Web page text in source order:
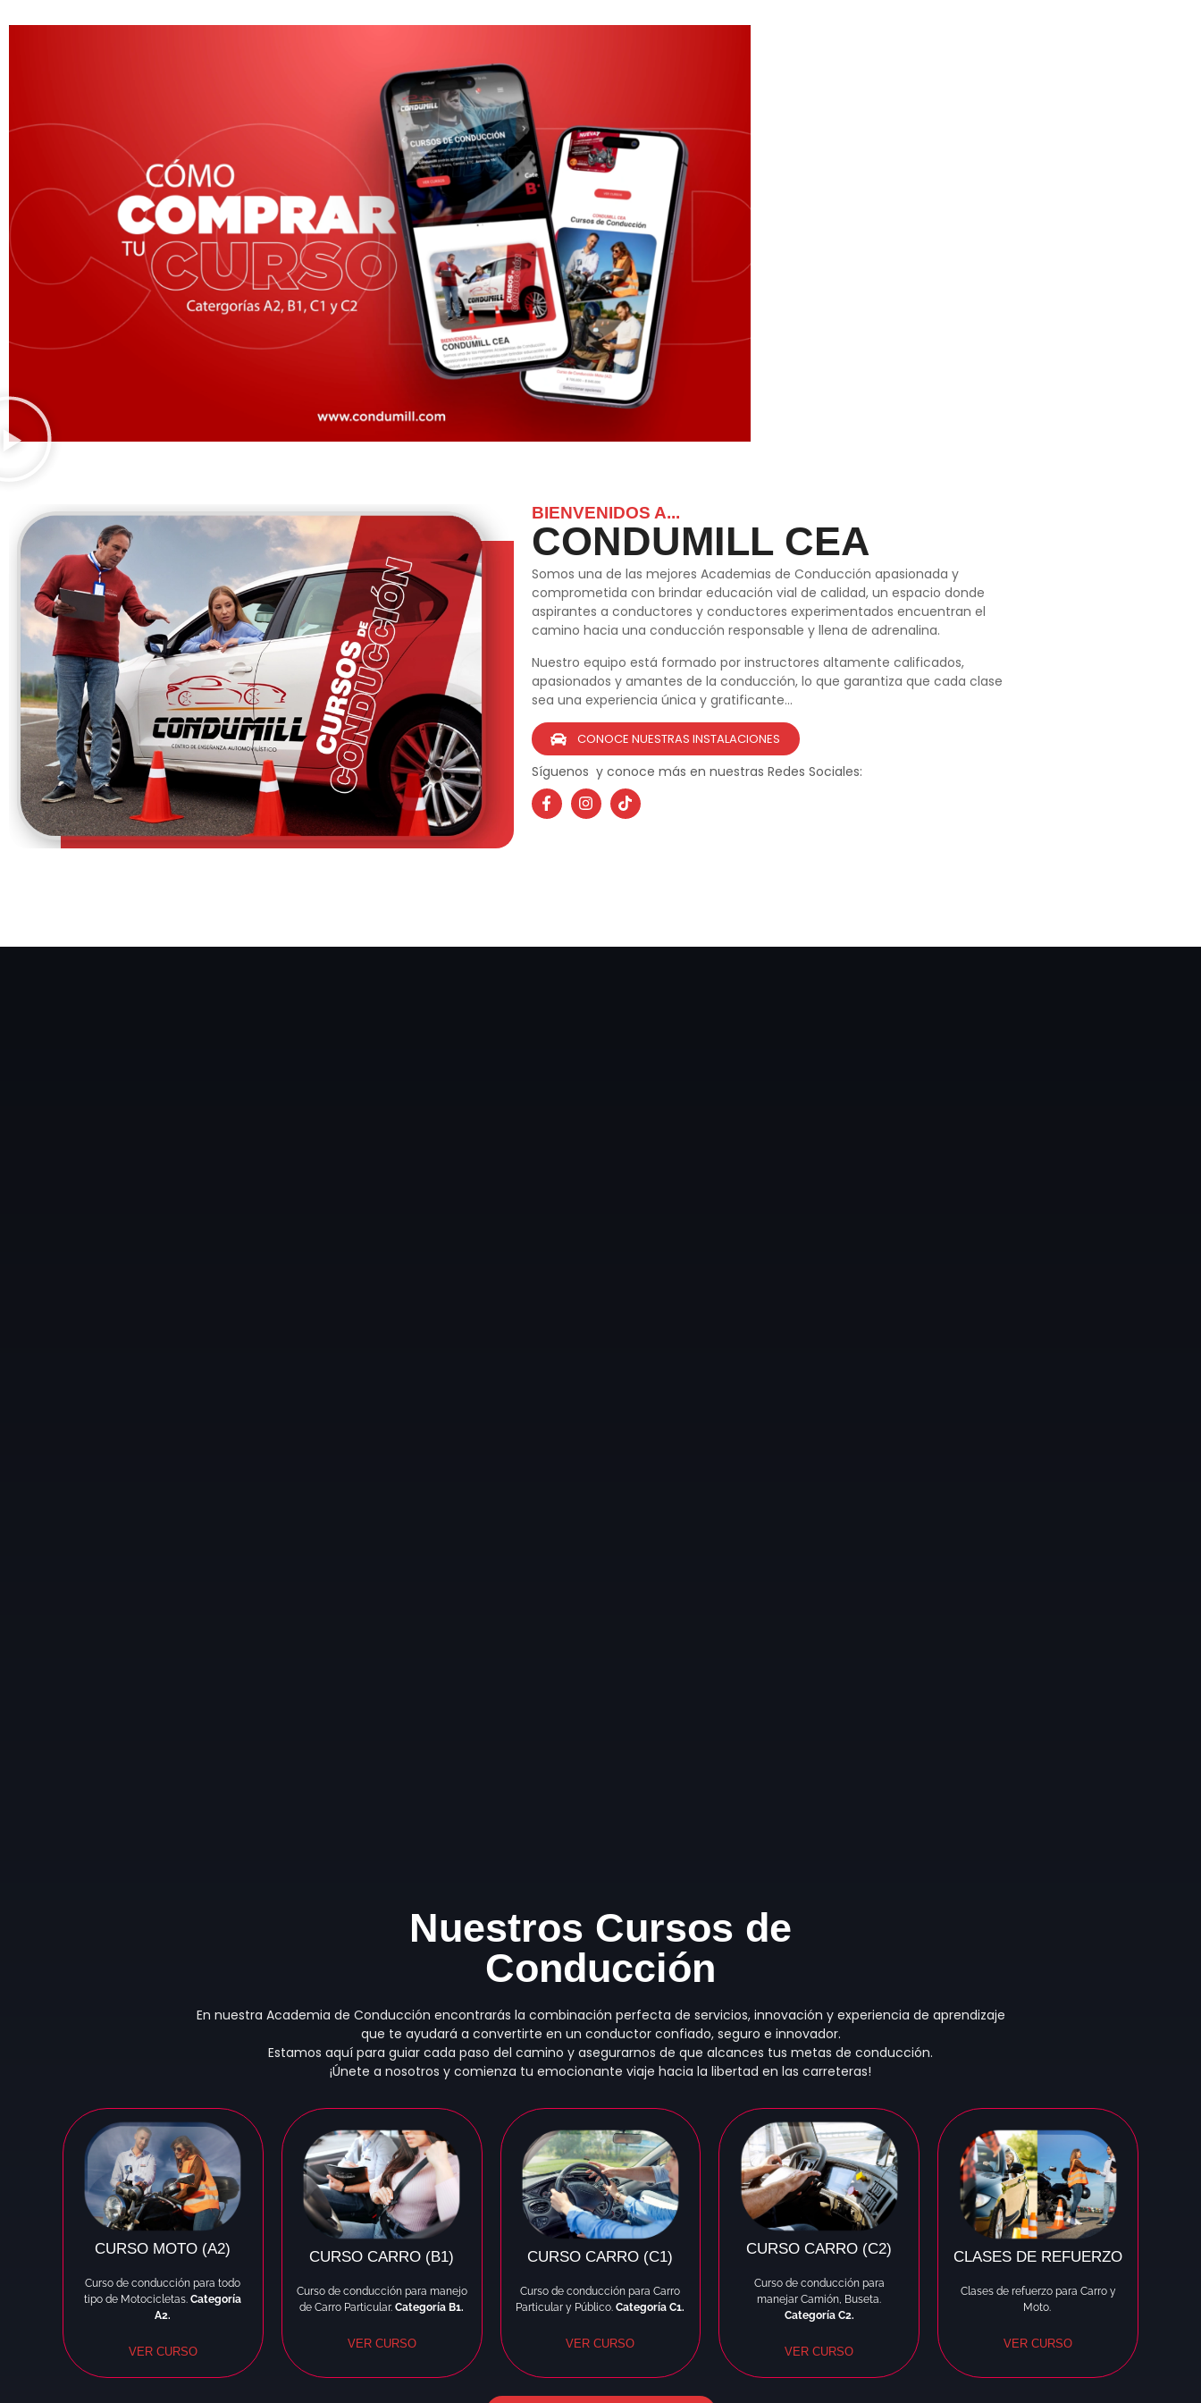
Es momento de tomar el Volante y sentir
podrás aprender a manejar
todo tipo de Vehículos, Moto, Carro,
VER CURSOS
BIENVENIDOS A...
CONDUMILL CEA
Somos una de las mejores Academias de Conducción apasionada y
comprometida con brindar educación vial de calidad, un espacio donde
aspirantes a conductores y conductores experimentados encuentran el
camino hacia una conducción responsable y llena de adrenalina.
Nuestro equipo está formado por instructores altamente calificados,
apasionados y amantes de la conducción, lo que garantiza que cada clase
sea una experiencia única y gratificante…
CONOCE NUESTRAS INSTALACIONES
Síguenos y conoce más en nuestras Redes Sociales:
Nuestros Cursos de
Conducción
En nuestra Academia de Conducción encontrarás la combinación perfecta de servicios, innovación y experiencia de aprendizaje
que te ayudará a convertirte en un conductor confiado, seguro e innovador.
Estamos aquí para guiar cada paso del camino y asegurarnos de que alcances tus metas de conducción.
¡Únete a nosotros y comienza tu emocionante viaje hacia la libertad en las carreteras!
CURSO MOTO (A2)
Curso de conducción para todo
tipo de Motocicletas.Categoría
A2.
VER CURSO
CURSO CARRO (B1)
Curso de conducción para manejo
de Carro Particular.Categoría B1.
VER CURSO
CURSO CARRO (C1)
Curso de conducción para Carro
Particular y Público.Categoría C1.
VER CURSO
CURSO CARRO (C2)
Curso de conducción para
manejar Camión, Buseta.
Categoría C2.
VER CURSO
CLASES DE REFUERZO
Clases de refuerzo para Carro y
Moto.
VER CURSO